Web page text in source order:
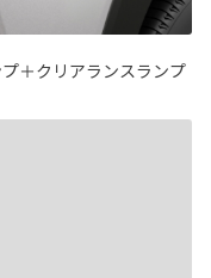
＋クリアランスランプ